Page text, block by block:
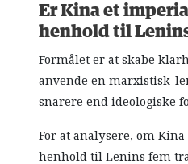
Er Kina et
henhold til
Formålet er at skabe
anvende en marxistisk-
snarere end ideologiske
For at analysere, om
henhold til Lenins fem